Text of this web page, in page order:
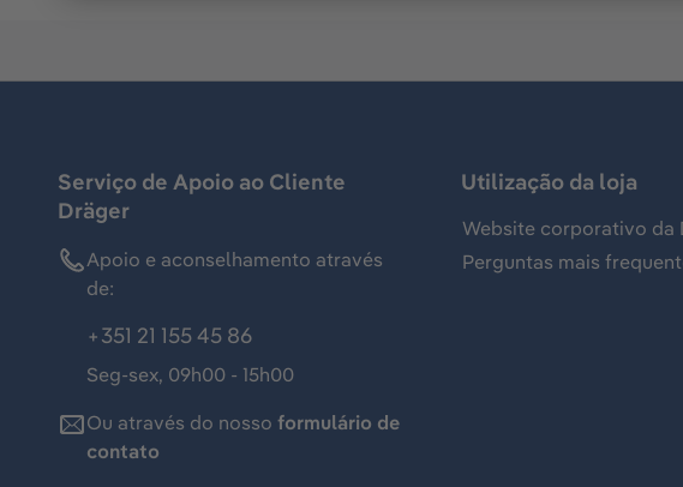
Serviço de Apoio ao Cliente
Dräger
Apoio e aconselhamento através
de:
+351 21 155 45 86
Seg-sex, 09h00 - 15h00
Ou através do nosso formulário de
contato
Utilização da loja
Website corporativo da
Perguntas mais